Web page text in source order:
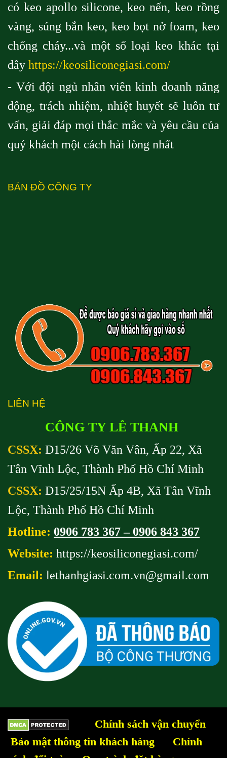
có keo apollo silicone, keo nến, keo rồng
vàng, súng bắn keo, keo bọt nở foam, keo
chống cháy...và một số loại keo khác tại
đây https://keosiliconegiasi.com/
- Với đội ngủ nhân viên kinh doanh năng
động, trách nhiệm, nhiệt huyết sẽ luôn tư
vấn, giải đáp mọi thắc mắc và yêu cầu của
quý khách một cách hài lòng nhất
BẢN ĐỒ CÔNG TY
LIÊN HỆ
CÔNG TY LÊ THANH
CSSX: D15/26 Võ Văn Vân, Ấp 22, Xã
Tân Vĩnh Lộc, Thành Phố Hồ Chí Minh
CSSX: D15/25/15N Ấp 4B, Xã Tân Vĩnh
Lộc, Thành Phố Hồ Chí Minh
Hotline: 0906 783 367 – 0906 843 367
Website: https://keosiliconegiasi.com/
Email: lethanhgiasi.com.vn@gmail.com
Chính sách vận chuyển
Bảo mật thông tin khách hàng
Chính